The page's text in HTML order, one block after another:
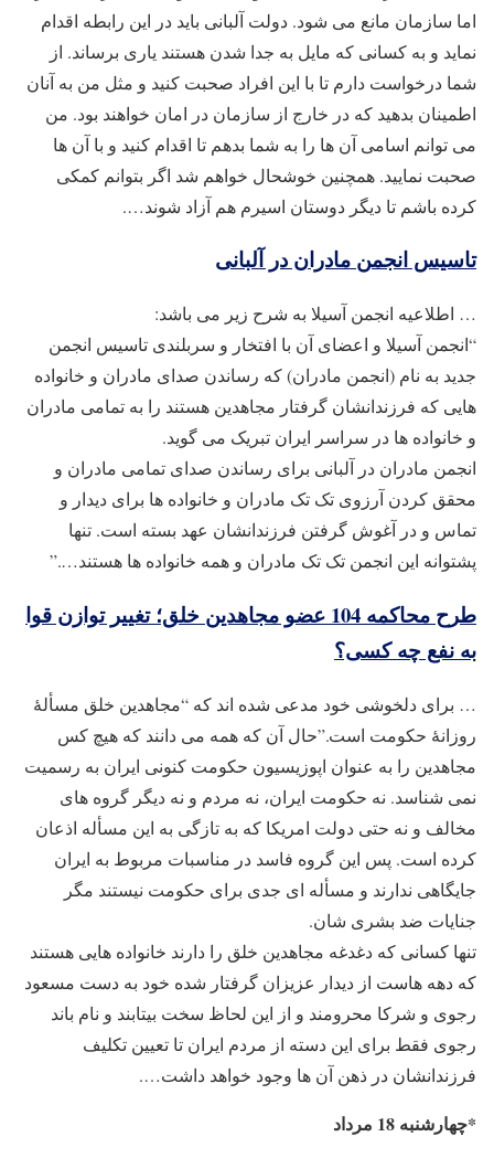
اما سازمان مانع می شود. دولت آلبانی باید در این رابطه اقدام
نماید و به کسانی که مایل به جدا شدن هستند یاری برساند. از
شما درخواست دارم تا با این افراد صحبت کنید و مثل من به آنان
اطمینان بدهید که در خارج از سازمان در امان خواهند بود. من
می توانم اسامی آن ها را به شما بدهم تا اقدام کنید و با آن ها
صحبت نمایید. همچنین خوشحال خواهم شد اگر بتوانم کمکی
کرده باشم تا دیگر دوستان اسیرم هم آزاد شوند….
تاسیس انجمن مادران در آلبانی
… اطلاعیه انجمن آسیلا به شرح زیر می باشد:
“انجمن آسیلا و اعضای آن با افتخار و سربلندی تاسیس انجمن
جدید به نام (انجمن مادران) که رساندن صدای مادران و خانواده
هایی که فرزندانشان گرفتار مجاهدین هستند را به تمامی مادران
و خانواده ها در سراسر ایران تبریک می گوید.
انجمن مادران در آلبانی برای رساندن صدای تمامی مادران و
محقق کردن آرزوی تک تک مادران و خانواده ها برای دیدار و
تماس و در آغوش گرفتن فرزندانشان عهد بسته است. تنها
پشتوانه این انجمن تک تک مادران و همه خانواده ها هستند….”
طرح محاکمه 104 عضو مجاهدین خلق؛ تغییر توازن قوا
به نفع چه کسی؟
… برای دلخوشی خود مدعی شده اند که “مجاهدین خلق مسأله‌ٔ
روزانه‌ٔ حکومت است.”حال آن که همه می دانند که هیچ کس
مجاهدین را به عنوان اپوزیسیون حکومت کنونی ایران به رسمیت
نمی شناسد. نه حکومت ایران، نه مردم و نه دیگر گروه های
مخالف و نه حتی دولت امریکا که به تازگی به این مسأله اذعان
کرده است. پس این گروه فاسد در مناسبات مربوط به ایران
جایگاهی ندارند و مسأله ای جدی برای حکومت نیستند مگر
جنایات ضد بشری شان.
تنها کسانی که دغدغه مجاهدین خلق را دارند خانواده هایی هستند
که دهه هاست از دیدار عزیزان گرفتار شده خود به دست مسعود
رجوی و شرکا محرومند و از این لحاظ سخت بیتابند و نام باند
رجوی فقط برای این دسته از مردم ایران تا تعیین تکلیف
فرزندانشان در ذهن آن ها وجود خواهد داشت….
*چهارشنبه 18 مرداد